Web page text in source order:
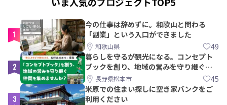
1
今の仕事は辞めずに。和歌山と関わる
「副業」という入口ができました
和歌山県 49
2
暮らしを守るが観光になる。コンセプト
ブックを創り、地域の営みを守り継ぐ仲
間を集めませんか？
長野県松本市 45
3
米原での住まい探しに空き家バンクをご
利用ください